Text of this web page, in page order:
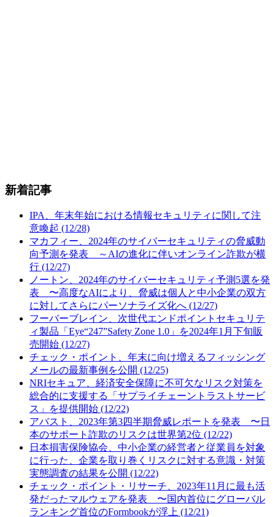
新着記事
IPA、年末年始における情報セキュリティに関して注
意喚起 (12/28)
マカフィー、2024年のサイバーセキュリティの脅威動
向予測を発表 ～AIの進化に伴いオンライン詐欺が横
行 (12/27)
ノートン、2024年のサイバーセキュリティ予測5選を発
表 〜高度なAIにより、脅威は個人と中小企業の双方
に対してさらにパーソナライズ化へ (12/27)
フーバーブレイン、次世代エンドポイントセキュリテ
ィ製品「Eye“247”Safety Zone 1.0」を2024年1月下旬販
売開始 (12/27)
チェック・ポイント、年末に向け増えるフィッシング
メールの最新事例を公開 (12/25)
NRIセキュア、経済安全保障に不可欠なリスク対策を
総合的に支援する「サプライチェーントラストサービ
ス」を提供開始 (12/22)
アバスト、2023年第3四半期脅威レポートを発表 〜日
本のサポート詐欺のリスクは世界第2位 (12/22)
日本損害保険協会、中小企業の経営者と従業員を対象
に行った、企業を取り巻くリスクに対する意識・対策
実態調査の結果を公開 (12/22)
チェック・ポイント・リサーチ、2023年11月に最も活
発だったマルウェアを発表 〜国内首位にグローバル
ランキング首位のFormbookが浮上 (12/21)